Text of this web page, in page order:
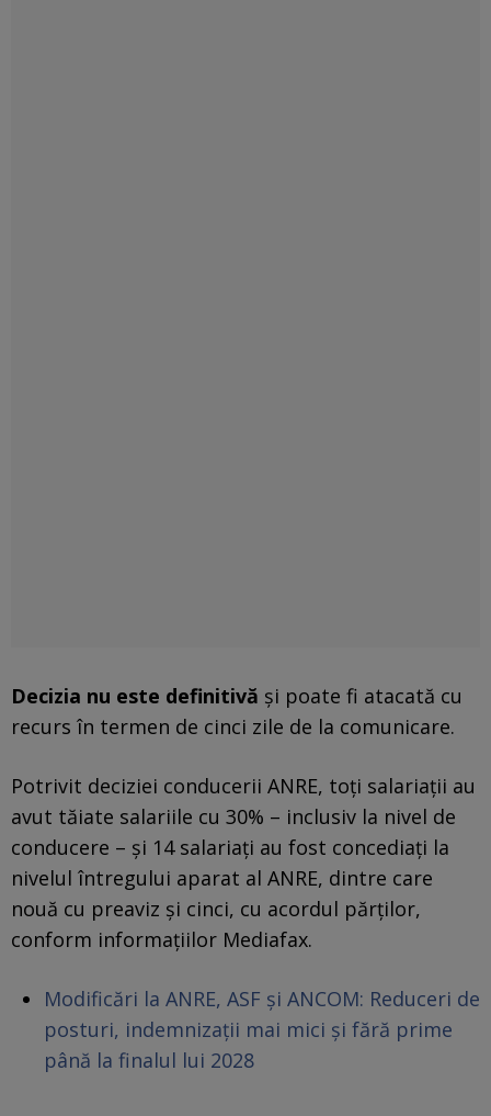
Decizia nu este definitivă și poate fi atacată cu
recurs în termen de cinci zile de la comunicare.
Potrivit deciziei conducerii ANRE, toți salariații au
avut tăiate salariile cu 30% – inclusiv la nivel de
conducere – și 14 salariați au fost concediați la
nivelul întregului aparat al ANRE, dintre care
nouă cu preaviz și cinci, cu acordul părților,
conform informațiilor Mediafax.
Modificări la ANRE, ASF și ANCOM: Reduceri de
posturi, indemnizații mai mici și fără prime
până la finalul lui 2028